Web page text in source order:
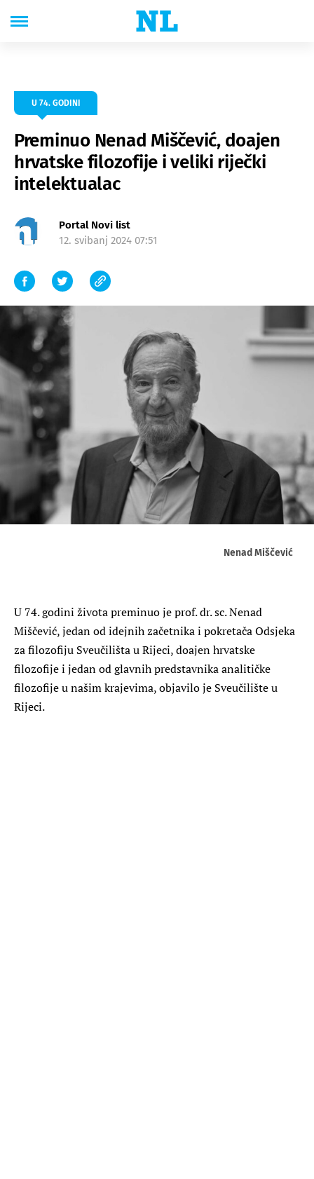
U 74. GODINI
Preminuo Nenad Miščević, doajen
hrvatske filozofije i veliki riječki
intelektualac
Portal Novi list
12. svibanj 2024 07:51
Nenad Miščević
U 74. godini života preminuo je prof. dr. sc. Nenad
Miščević, jedan od idejnih začetnika i pokretača Odsjeka
za filozofiju Sveučilišta u Rijeci, doajen hrvatske
filozofije i jedan od glavnih predstavnika analitičke
filozofije u našim krajevima, objavilo je Sveučilište u
Rijeci.